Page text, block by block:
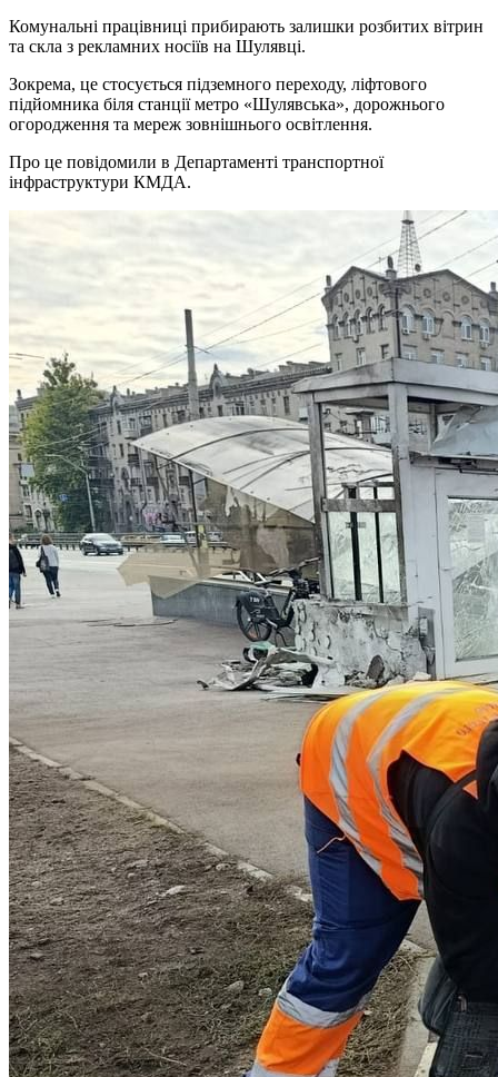
Комунальні працівниці прибирають залишки розбитих вітрин
та скла з рекламних носіїв на Шулявці.
Зокрема, це стосується підземного переходу, ліфтового
підйомника біля станції метро «Шулявська», дорожнього
огородження та мереж зовнішнього освітлення.
Про це повідомили в Департаменті транспортної
інфраструктури КМДА.